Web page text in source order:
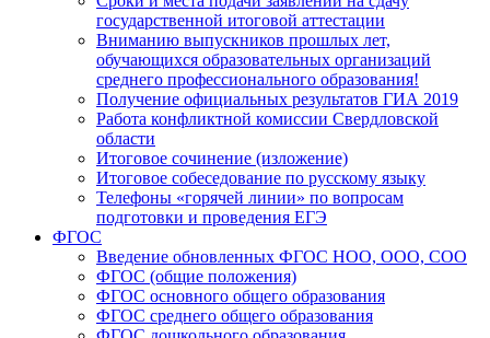
государственной итоговой аттестации
Вниманию выпускников прошлых лет,
обучающихся образовательных организаций
среднего профессионального образования!
Получение официальных результатов ГИА 2019
Работа конфликтной комиссии Свердловской
области
Итоговое сочинение (изложение)
Итоговое собеседование по русскому языку
Телефоны «горячей линии» по вопросам
подготовки и проведения ЕГЭ
ФГОС
Введение обновленных ФГОС НОО, ООО, СОО
ФГОС (общие положения)
ФГОС основного общего образования
ФГОС среднего общего образования